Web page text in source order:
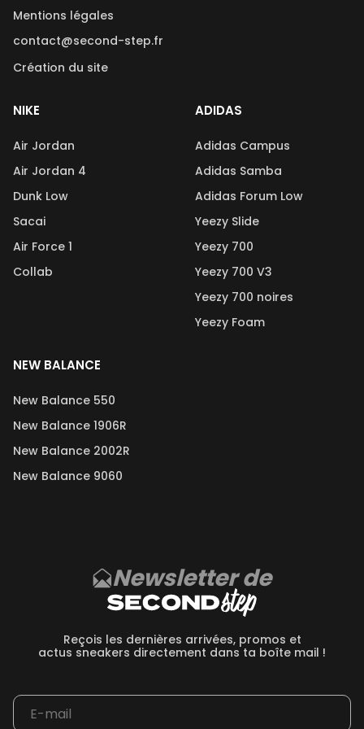
Mentions légales
contact@second-step.fr
Création du site
NIKE
Air Jordan
Air Jordan 4
Dunk Low
Sacai
Air Force 1
Collab
ADIDAS
Adidas Campus
Adidas Samba
Adidas Forum Low
Yeezy Slide
Yeezy 700
Yeezy 700 V3
Yeezy 700 noires
Yeezy Foam
NEW BALANCE
New Balance 550
New Balance 1906R
New Balance 2002R
New Balance 9060
Newsletter de
Reçois les dernières arrivées, promos et
actus sneakers directement dans ta boîte mail !